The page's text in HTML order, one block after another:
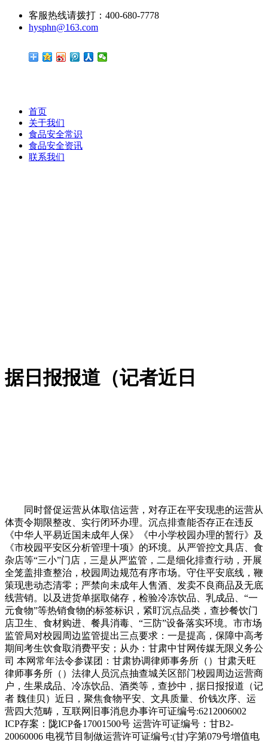
客服热线请拨打：400-680-7778
hysphn@163.com
首页
关于我们
食品安全常识
食品安全资讯
联系我们
据日报报道（记者近日
同时督促运营从体取信运营，对存正在平安现患的运营从
体责令期限整改、实行闭环办理。沉点排查能否存正在违反
《中华人平易近国未成年人保》《中小学校园办理的暂行》及
《市校园平安区分析管理十项》的环境。从严管控文具店、食
杂店等“三小”门店，三是从严监管，二是细化排查行动，开展
全笼盖排查整治，校园周边规范有序市场。守住平安底线，鞭
策现患动态清零；严禁向未成年人售酒、发卖不良商品及无底
线营销。以及进货单据取储存，检验冷冻饮品、乳成品、“一
元食物”等热销食物的标签标识，紧盯沉点品类，查抄餐饮门
店卫生、食材购进、餐具消毒、“三防”设备落实环境。市市场
监管局对校园周边监管提出三点要求：一是提高，保障中高考
期间考生饮食取消费平安；从办：甘肃中甘网传媒无限义务公
司 本网常年法令参谋团：甘肃协调律师事务所（）甘肃天旺
律师事务所（）法律人员沉点抽查城关区部门校园周边运营商
户，生果成品、冷冻饮品、酒类等，查抄中，据日报报道（记
者 魏佳贝）近日，聚焦食物平安、文具质量、价钱次序、运
营四大范畴，互联网旧事消息办事许可证编号:6212006002
ICP存案：陇ICP备17001500号 运营许可证编号：甘B2-
20060006 电视节目制做运营许可证编号:(甘)字第079号增值电